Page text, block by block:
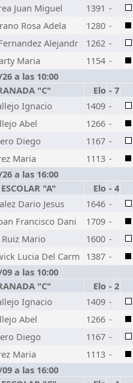
Juan Miguel 1391 -
Rosa Adela 1280 -
Alejandr 1262 -
Maria 1154 -
a las 10:00
"C" Elo - 7
Ignacio 1409 -
Abel 1266 -
Diego 1167 -
Maria 1113 -
a las 16:00
"A" Elo - 4
Dario Jesus 1646 -
Francisco Dani 1709 -
Mario 1600 -
Lucia Del Carm 1387 -
a las 10:00
"C" Elo - 2
Ignacio 1409 -
Abel 1266 -
Diego 1167 -
Maria 1113 -
a las 16:00